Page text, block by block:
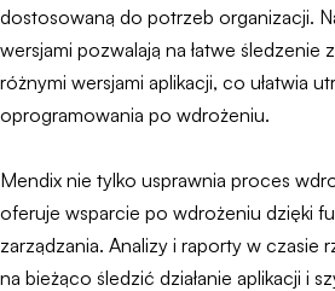
dostosowaną do potrzeb organizacji.
wersjami pozwalają na łatwe śledzenie
różnymi wersjami aplikacji, co ułatwia
oprogramowania po wdrożeniu.
Mendix nie tylko usprawnia proces
oferuje wsparcie po wdrożeniu dzięki
zarządzania. Analizy i raporty w czasie
na bieżąco śledzić działanie aplikacji i